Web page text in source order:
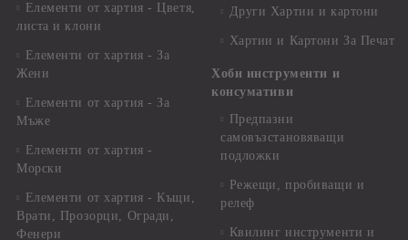
Елементи от хартия - Цветя,
листа и клони
Елементи от хартия - За
Жени
Елементи от хартия - За
Мъже
Елементи от хартия -
Морски
Елементи от хартия - Къщи,
Врати, Прозорци, Огради,
Фенери
Други Хартии и картони
Хартии и Картони За Печат
Хоби инструменти и
консумативи
Предпазни
самовъзстановяващи
подложки
Режещи, пробиващи и
релеф
Квилинг инструменти и